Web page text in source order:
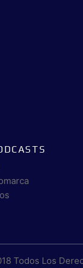
Todos Los